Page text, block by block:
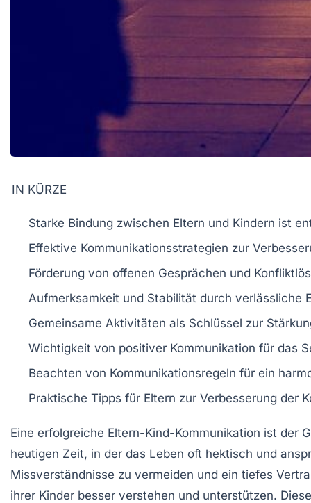
IN KÜRZE
Starke Bindung zwischen Eltern und Kindern ist
Effektive Kommunikationsstrategien zur
Förderung von offenen Gesprächen und
Aufmerksamkeit und Stabilität durch verlässliche
Gemeinsame Aktivitäten als Schlüssel zur
Wichtigkeit von positiver Kommunikation für das
Beachten von Kommunikationsregeln für ein
Praktische Tipps für Eltern zur Verbesserung der
Eine erfolgreiche Eltern-Kind-Kommunikation ist der
heutigen Zeit, in der das Leben oft hektisch und
Missverständnisse zu vermeiden und ein tiefes
ihrer Kinder besser verstehen und unterstützen.